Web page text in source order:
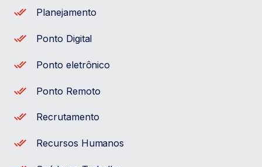
Planejamento
Ponto Digital
Ponto eletrônico
Ponto Remoto
Recrutamento
Recursos Humanos